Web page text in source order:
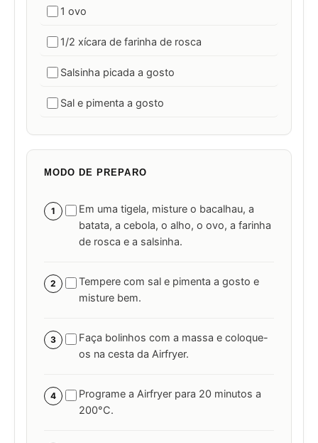
1 ovo
1/2 xícara de farinha de rosca
Salsinha picada a gosto
Sal e pimenta a gosto
MODO DE PREPARO
1
Em uma tigela, misture o bacalhau, a
batata, a cebola, o alho, o ovo, a farinha
de rosca e a salsinha.
2
Tempere com sal e pimenta a gosto e
misture bem.
3
Faça bolinhos com a massa e coloque-
os na cesta da Airfryer.
4
Programe a Airfryer para 20 minutos a
200°C.